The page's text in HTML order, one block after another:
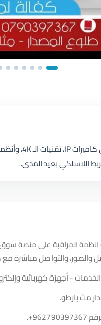
اللاسلكي بعيد المدى.
المراقبة على منصة سوق
والصور، والتواصل مباشرة
- أجهزة كهربائية
مث بارطو.
+962790397367
.